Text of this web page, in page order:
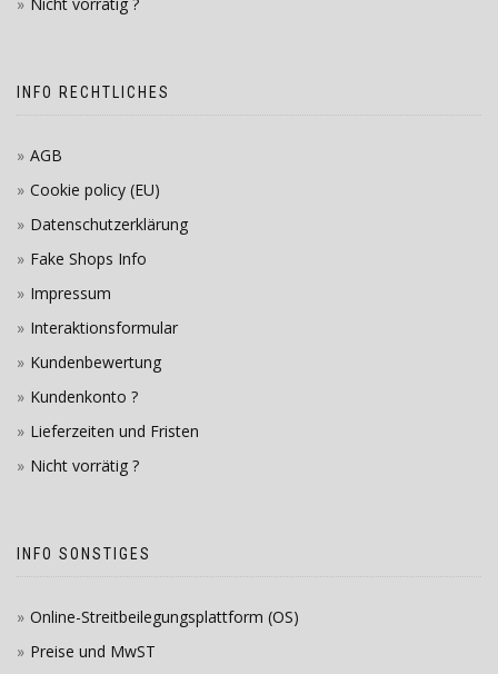
INFO RECHTLICHES
AGB
Cookie policy (EU)
Datenschutzerklärung
Fake Shops Info
Impressum
Interaktionsformular
Kundenbewertung
Kundenkonto ?
Lieferzeiten und Fristen
Nicht vorrätig ?
INFO SONSTIGES
Online-Streitbeilegungsplattform (OS)
Preise und MwST